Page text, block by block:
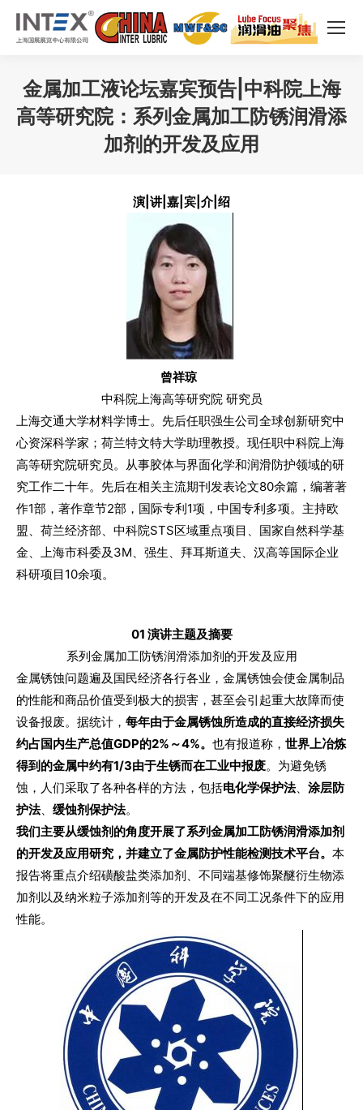
金属加工液论坛嘉宾预告|中科院上海
高等研究院：系列金属加工防锈润滑添
加剂的开发及应用
演|讲|嘉|宾|介|绍
曾祥琼
中科院上海高等研究院 研究员
上海交通大学材料学博士。先后任职强生公司全球创新研究中
心资深科学家；荷兰特文特大学助理教授。现任职中科院上海
高等研究院研究员。从事胶体与界面化学和润滑防护领域的研
究工作二十年。先后在相关主流期刊发表论文80余篇，编著著
作1部，著作章节2部，国际专利1项，中国专利多项。主持欧
盟、荷兰经济部、中科院STS区域重点项目、国家自然科学基
金、上海市科委及3M、强生、拜耳斯道夫、汉高等国际企业
科研项目10余项。
01 演讲主题及摘要
系列金属加工防锈润滑添加剂的开发及应用
金属锈蚀问题遍及国民经济各行各业，金属锈蚀会使金属制品
的性能和商品价值受到极大的损害，甚至会引起重大故障而使
设备报废。据统计， 每年由于金属锈蚀所造成的直接经济损失
约占国内生产总值GDP的2%～4%。 也有报道称， 世界上冶炼
得到的金属中约有1/3由于生锈而在工业中报废。为避免锈
蚀，人们采取了各种各样的方法，包括电化学保护法、 涂层防
护法、 缓蚀剂保护法。
我们主要从缓蚀剂的角度开展了系列金属加工防锈润滑添加剂
的开发及应用研究，并建立了金属防护性能检测技术平台。 本
报告将重点介绍磺酸盐类添加剂、不同端基修饰聚醚衍生物添
加剂以及纳米粒子添加剂等的开发及在不同工况条件下的应用
性能。